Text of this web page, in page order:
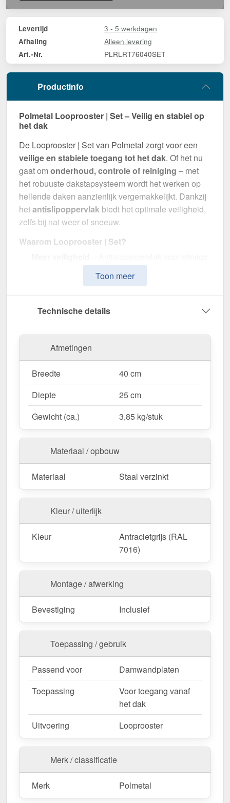
Levertijd 3 - 5 werkdagen
Afhaling Alleen levering
Art.-Nr. PLRLRT76040SET
Productinfo
Polmetal Looprooster | Set – Veilig en stabiel op
het dak
De Looprooster | Set van Polmetal zorgt voor een
veilige en stabiele toegang tot het dak. Of het nu
gaat om onderhoud, controle of reiniging – met
het robuuste dakstapsysteem wordt het werken op
hellende daken aanzienlijk vergemakkelijkt. Dankzij
hetantislipoppervlak biedt het optimale veiligheid,
zelfs bij nat weer of sneeuw.
Waarom Looprooster | Set?
– Met 40 cm breedte ideaal
voor een veilige tred.
Robuuste constructie
levensduur.
Eenvoudige montage
benodigde onderdelen.
Onopvallend ontwerp
– In Antracietgrijs (RAL
7016) voor een subtiele integratie in het
dakbeeld.
Bestel nu Looprooster | Set – veilig werken op
het dak mogelijk maken!
Toon meer
Technische details
Afmetingen
Breedte
40 cm
Diepte
25 cm
Gewicht (ca.)
3,85 kg/stuk
Materiaal / opbouw
Materiaal Staal verzinkt
Kleur / uiterlijk
Kleur
Antracietgrijs (RAL
7016)
Montage / afwerking
Bevestiging Inclusief
Toepassing / gebruik
Passend voor
Damwandplaten
Toepassing
Voor toegang vanaf
het dak
Uitvoering
Looprooster
Merk / classificatie
Merk Polmetal